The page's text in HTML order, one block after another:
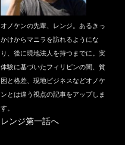
オノケンの先輩、レンジ。あるきっ
かけからマニラを訪れるようにな
り、後に現地法人を持つまでに。実
体験に基づいたフィリピンの闇、貧
困と格差、現地ビジネスなどオノケ
ンとは違う視点の記事をアップしま
す。
レンジ第一話へ